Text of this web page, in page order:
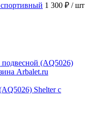
1 300 ₽ / шт
Shelter с